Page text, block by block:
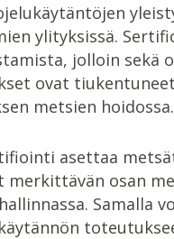
ylityksissä.
jolloin sekä
ovat
metsien hoidossa.
asettaa
osan